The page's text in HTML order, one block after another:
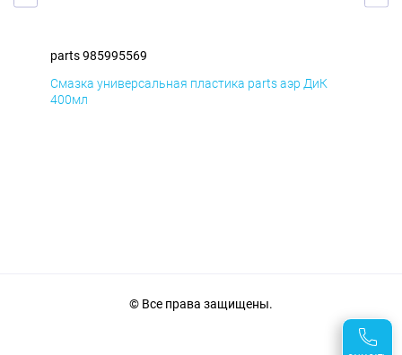
parts 985995569
Смазка универсальная пластика parts аэр ДиК
400мл
© Все права защищены.